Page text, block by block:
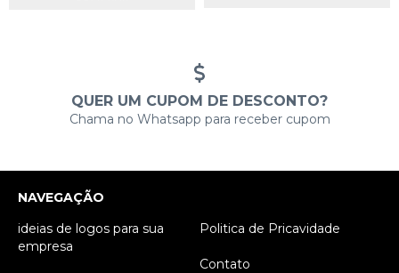
QUER UM CUPOM DE DESCONTO?
Chama no Whatsapp para receber cupom
NAVEGAÇÃO
ideias de logos para sua
empresa
Politica de Pricavidade
Contato